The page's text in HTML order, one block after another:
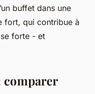
buffet dans une
fort, qui contribue à
forte - et
comparer